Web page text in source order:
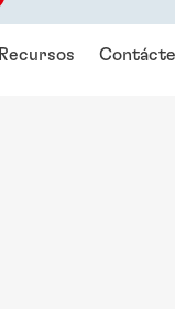
Recursos